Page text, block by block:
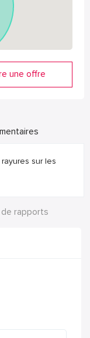
une offre
sur les
rapports